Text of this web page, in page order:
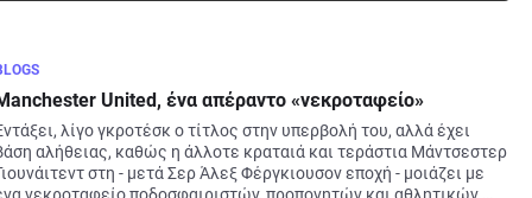
United, ένα απέραντο «νεκροταφείο»
λίγο γκροτέσκ ο τίτλος στην υπερβολή του, αλλά έχει
αλήθειας, καθώς η άλλοτε κραταιά και τεράστια Μάντσεστερ
στη - μετά Σερ Άλεξ Φέργκιουσον εποχή - μοιάζει με